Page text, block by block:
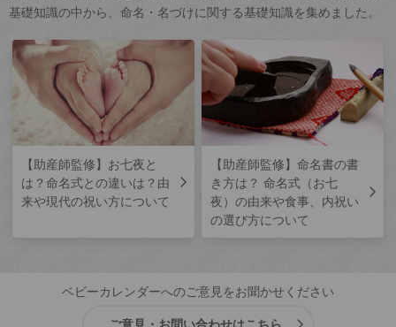
基礎知識の中から、命名・名づけに関する基礎知識を集めました。
【助産師監修】お七夜と
は？命名式との違いは？由
来や現代の祝い方について
【助産師監修】命名書の書
き方は？ 命名式（お七
夜）の由来や食事、内祝い
の選び方について
ベビーカレンダーへのご意見をお聞かせください